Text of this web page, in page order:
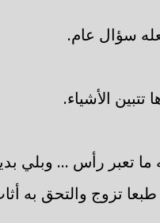
سؤال عام.
الأشياء.
تعبر رأس ... وبلي
تزوج والتحق به